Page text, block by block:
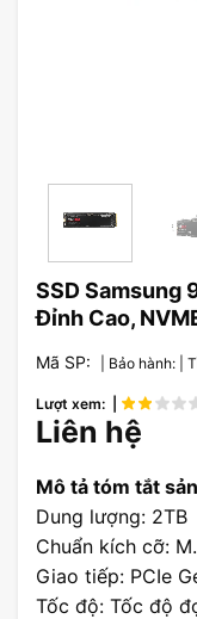
SSD Samsung
Đỉnh Cao,
Mã SP: | Bảo hành: |
Lượt xem: |
Liên hệ
Mô tả tóm tắt
Dung lượng: 2TB
Chuẩn kích cỡ:
Giao tiếp: PCIe
Tốc độ: Tốc độ